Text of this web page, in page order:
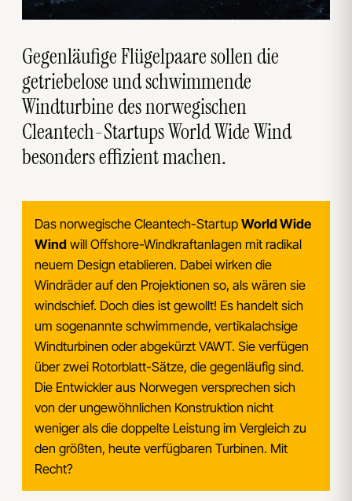
Gegenläufige Flügelpaare sollen die
getriebelose und schwimmende
Windturbine des norwegischen
Cleantech-Startups World Wide Wind
besonders effizient machen.
Das norwegische Cleantech-Startup World Wide
Windwill Offshore-Windkraftanlagen mit radikal
neuem Design etablieren. Dabei wirken die
Windräder auf den Projektionen so, als wären sie
windschief. Doch dies ist gewollt! Es handelt sich
um sogenannte schwimmende, vertikalachsige
Windturbinen oder abgekürzt VAWT. Sie verfügen
über zwei Rotorblatt-Sätze, die gegenläufig sind.
Die Entwickler aus Norwegen versprechen sich
von der ungewöhnlichen Konstruktion nicht
weniger als die doppelte Leistung im Vergleich zu
den größten, heute verfügbaren Turbinen. Mit
Recht?